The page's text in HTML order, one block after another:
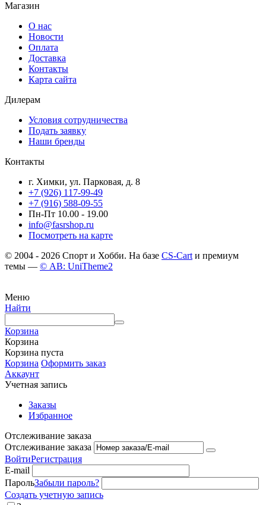
Магазин
О нас
Новости
Оплата
Доставка
Контакты
Карта сайта
Дилерам
Условия сотрудничества
Подать заявку
Наши бренды
Контакты
г. Химки, ул. Парковая, д. 8
+7 (926) 117-99-49
+7 (916) 588-09-55
Пн-Пт 10.00 - 19.00
info@fasrshop.ru
Посмотреть на карте
© 2004 - 2026 Спорт и Хобби. На базе CS-Cart и премиум
темы — © AB: UniTheme2
Меню
Найти
Корзина
Корзина
Корзина пуста
Корзина Оформить заказ
Аккаунт
Учетная запись
Заказы
Избранное
Отслеживание заказа
Отслеживание заказа
ВойтиРегистрация
E-mail
ПарольЗабыли пароль?
Создать учетную запись